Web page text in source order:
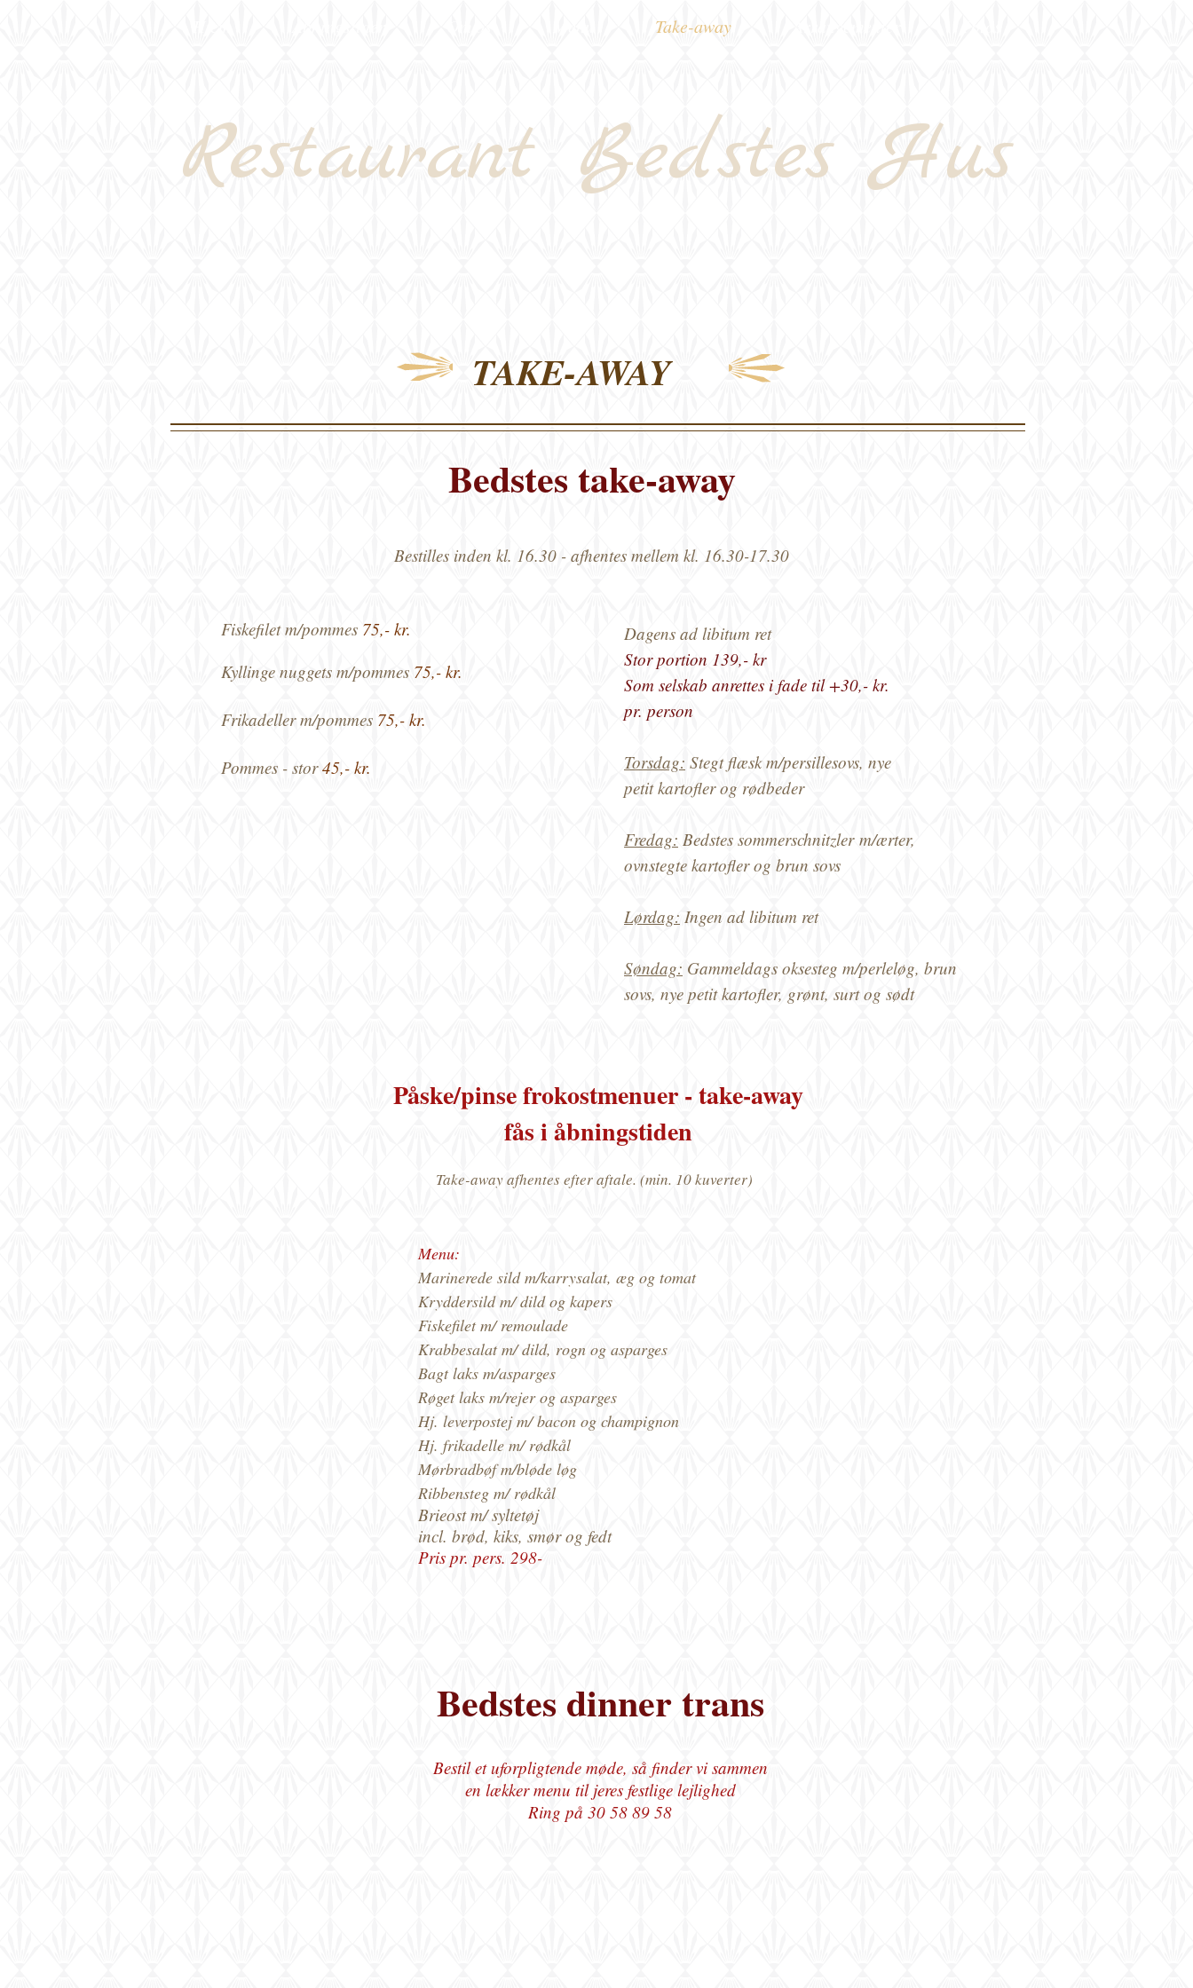
Restaurant Bedstes Hus
Take-away
TAKE-AWAY
Bedstes take-away
Bestilles inden kl. 16.30 - afhentes mellem kl. 16.30-17.30
Fiskefiletm/pommes 75,- kr.
Kyllinge nuggets m/pommes 75,- kr.
Frikadeller m/pommes 75,- kr.
Pommes - stor45,- kr.
Dagens ad libitum ret
Stor portion 139,- kr
Som selskab anrettes i fade til+30,- kr.
pr. person
Torsdag: Stegt flæsk m/persillesovs, nye
petit kartofler og rødbeder
Fredag: Bedstes sommerschnitzler m/ærter,
ovnstegte kartofler og brun sovs
Lørdag: Ingen ad libitum ret
Søndag: Gammeldags oksesteg m/perleløg, brun
sovs, nye petit kartofler, grønt, surt og sødt
Påske/pinse frokostmenuer - take-away
fås i åbningstiden
Take-away afhentes efter aftale. (min. 10 kuverter)
Menu:
Marinerede sild m/karrysalat, æg og tomat
Kryddersild m/ dild og kapers
Fiskefilet m/ remoulade
Krabbesalat m/ dild, rogn og asparges
Bagt laks m/asparges
Røget laks m/rejer og asparges
Hj. leverpostej m/ bacon og champignon
Hj. frikadelle m/ rødkål
Mørbradbøf m/bløde løg
Ribbensteg m/ rødkål
Brieost m/ syltetøj
incl. brød, kiks, smør og fedt
Pris pr. pers. 298-
Bedstes dinner trans
Bestil et uforpligtende møde, så finder vi sammen
en lækker menu til jeres festlige lejlighed
Ring på 30 58 89 58